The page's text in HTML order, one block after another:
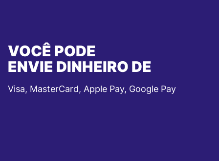
VOCÊ PODE
ENVIE DINHEIRO DE
Visa, MasterCard, Apple Pay, Google Pay